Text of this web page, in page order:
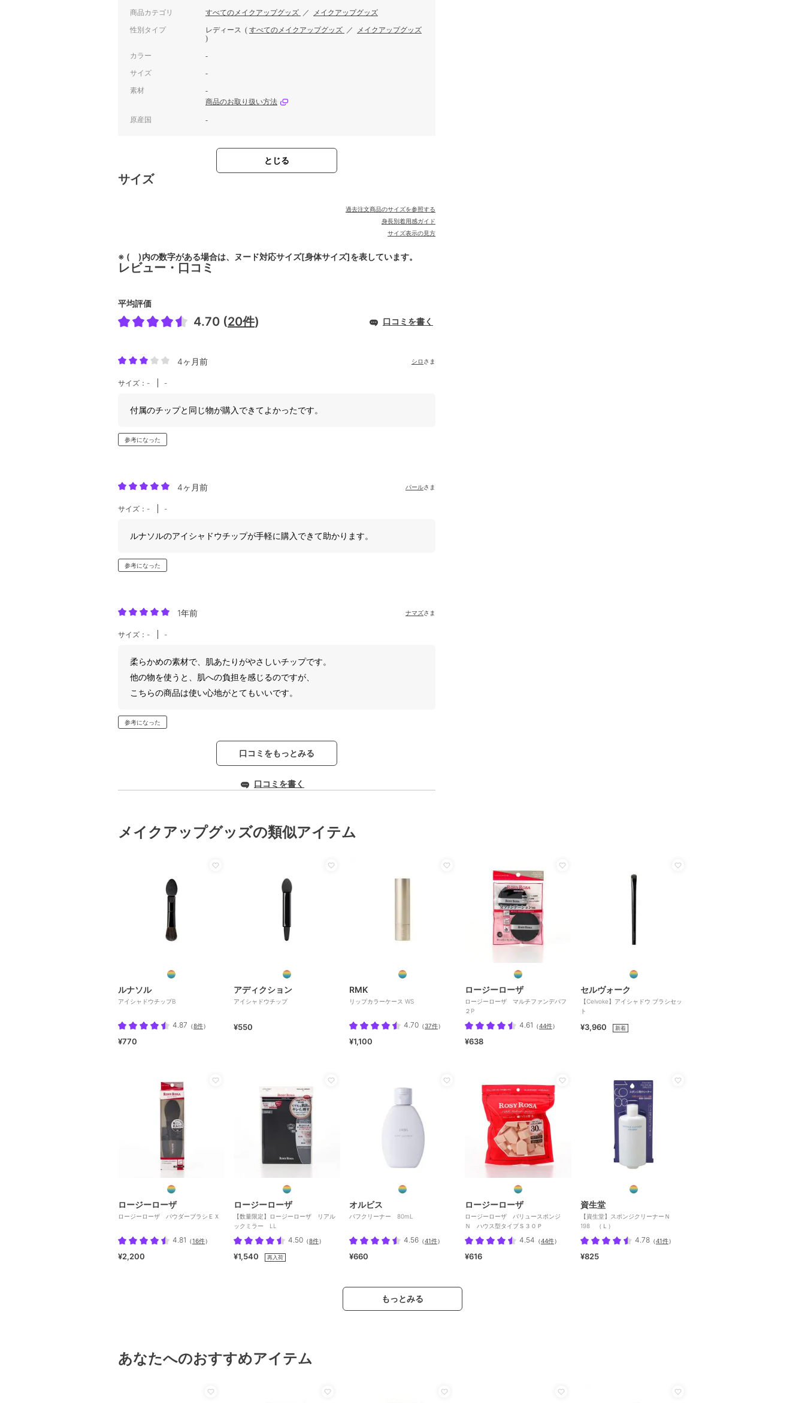
商品カテゴリ すべてのメイクアップグッズ ／ メイクアップグッズ
性別タイプ レディース ( すべてのメイクアップグッズ ／
メイクアップグッズ
)
カラー -
サイズ -
素材
-
商品のお取り扱い方法
原産国 -
とじる
サイズ
過去注文商品のサイズを参照する
身長別着用感ガイド
サイズ表示の見方
※ ( )内の数字がある場合は、ヌード対応サイズ[身体サイズ]を表しています。
レビュー・口コミ
平均評価
4.70 (20件) 口コミを書く
4ヶ月前 シロ さま
サイズ：- -
付属のチップと同じ物が購入できてよかったです。
参考になった
4ヶ月前 パールさま
サイズ：- -
ルナソルのアイシャドウチップが手軽に購入できて助かります。
参考になった
1年前 ナマズさま
サイズ：- -
柔らかめの素材で、肌あたりがやさしいチップです。
他の物を使うと、肌への負担を感じるのですが、
こちらの商品は使い心地がとてもいいです。
参考になった
口コミをもっとみる
口コミを書く
メイクアップグッズの類似アイテム
ルナソル
アイシャドウチップB
4.87 （8件）
¥770
アディクション
アイシャドウチップ
¥550
RMK
リップカラーケース WS
4.70 （37件）
¥1,100
ロージーローザ
ロージーローザ マルチファンデパフ
２P
4.61 （44件）
¥638
セルヴォーク
【Celvoke】アイシャドウ ブラシセッ
ト
¥3,960 新着
ロージーローザ
ロージーローザ パウダーブラシＥＸ
4.81 （16件）
¥2,200
ロージーローザ
【数量限定】ロージーローザ リアル
ックミラー LL
4.50 （8件）
¥1,540 再入荷
オルビス
パフクリーナー 80mL
4.56 （41件）
¥660
ロージーローザ
ロージーローザ バリュースポンジ
Ｎ ハウス型タイプＳ３０Ｐ
4.54 （44件）
¥616
資生堂
【資生堂】スポンジクリーナーＮ
198 （Ｌ）
4.78 （41件）
¥825
もっとみる
あなたへのおすすめアイテム